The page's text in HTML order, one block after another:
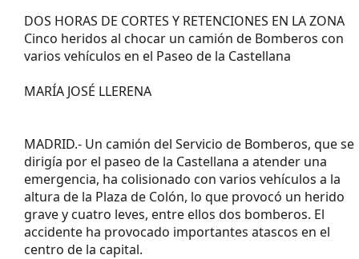
DOS HORAS DE CORTES Y RETENCIONES EN LA ZONA
Cinco heridos al chocar un camión de Bomberos con
varios vehículos en el Paseo de la Castellana
MARÍA JOSÉ LLERENA
MADRID.- Un camión del Servicio de Bomberos, que se
dirigía por el paseo de la Castellana a atender una
emergencia, ha colisionado con varios vehículos a la
altura de la Plaza de Colón, lo que provocó un herido
grave y cuatro leves, entre ellos dos bomberos. El
accidente ha provocado importantes atascos en el
centro de la capital.